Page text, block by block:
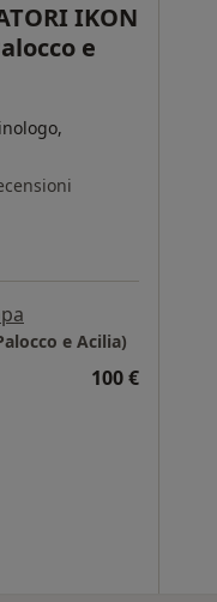
IKON
e
e Acilia)
100 €